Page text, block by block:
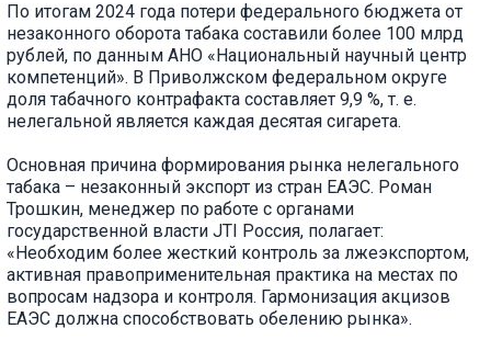
По итогам 2024 года потери федерального бюджета от
незаконного оборота табака составили более 100 млрд
рублей, по данным АНО «Национальный научный центр
компетенций». В Приволжском федеральном округе
доля табачного контрафакта составляет 9,9 %, т. е.
нелегальной является каждая десятая сигарета.
Основная причина формирования рынка нелегального
табака – незаконный экспорт из стран ЕАЭС. Роман
Трошкин, менеджер по работе с органами
государственной власти JTI Россия, полагает:
«Необходим более жесткий контроль за лжеэкспортом,
активная правоприменительная практика на местах по
вопросам надзора и контроля. Гармонизация акцизов
ЕАЭС должна способствовать обелению рынка».